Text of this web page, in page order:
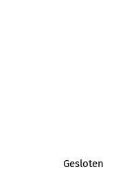
Gesloten